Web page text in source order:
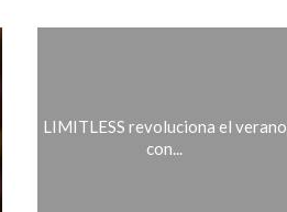
LIMITLESS revoluciona el verano
con...